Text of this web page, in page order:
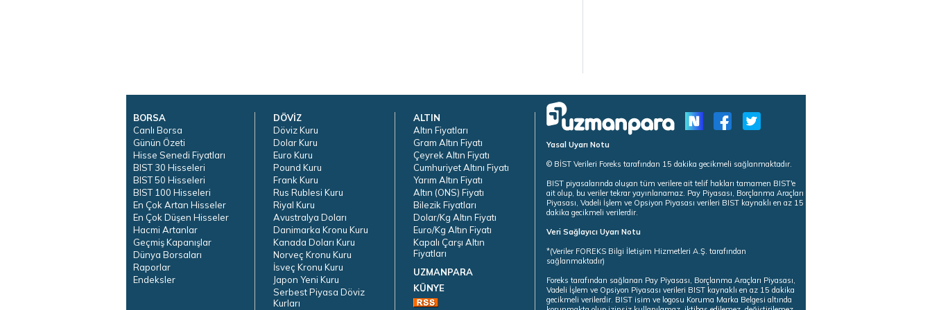
BORSA
Canlı Borsa
Günün Özeti
Hisse Senedi Fiyatları
BIST 30 Hisseleri
BIST 50 Hisseleri
BIST 100 Hisseleri
En Çok Artan Hisseler
En Çok Düşen Hisseler
Hacmi Artanlar
Geçmiş Kapanışlar
Dünya Borsaları
Raporlar
Endeksler
DÖVİZ
Döviz Kuru
Dolar Kuru
Euro Kuru
Pound Kuru
Frank Kuru
Rus Rublesi Kuru
Riyal Kuru
Avustralya Doları
Danimarka Kronu Kuru
Kanada Doları Kuru
Norveç Kronu Kuru
İsveç Kronu Kuru
Japon Yeni Kuru
Serbest Piyasa Döviz
Kurları
ALTIN
Altın Fiyatları
Gram Altın Fiyatı
Çeyrek Altın Fiyatı
Cumhuriyet Altını Fiyatı
Yarım Altın Fiyatı
Altın (ONS) Fiyatı
Bilezik Fiyatları
Dolar/Kg Altın Fiyatı
Euro/Kg Altın Fiyatı
Kapalı Çarşı Altın
Fiyatları
UZMANPARA
KÜNYE
Yasal Uyarı Notu
© BİST Verileri Foreks tarafından 15 dakika gecikmeli sağlanmaktadır.
BIST piyasalarında oluşan tüm verilere ait telif hakları tamamen BIST'e
ait olup, bu veriler tekrar yayınlanamaz. Pay Piyasası, Borçlanma Araçları
Piyasası, Vadeli İşlem ve Opsiyon Piyasası verileri BIST kaynaklı en az 15
dakika gecikmeli verilerdir.
Veri Sağlayıcı Uyarı Notu
*(Veriler FOREKS Bilgi İletişim Hizmetleri A.Ş. tarafından
sağlanmaktadır)
Foreks tarafından sağlanan Pay Piyasası, Borçlanma Araçları Piyasası,
Vadeli İşlem ve Opsiyon Piyasası verileri BIST kaynaklı en az 15 dakika
gecikmeli verilerdir. BIST isim ve logosu Koruma Marka Belgesi altında